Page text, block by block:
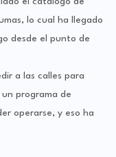
lo cual ha llegado
desde el punto de
a las calles para
programa de
operarse, y eso ha